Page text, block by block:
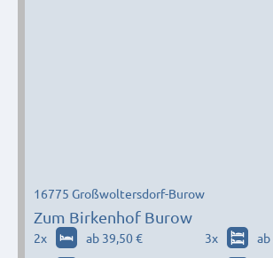
Zum Birkenhof Burow
16775 Großwoltersdorf-Burow
2x ab 39,50 € 3x ab